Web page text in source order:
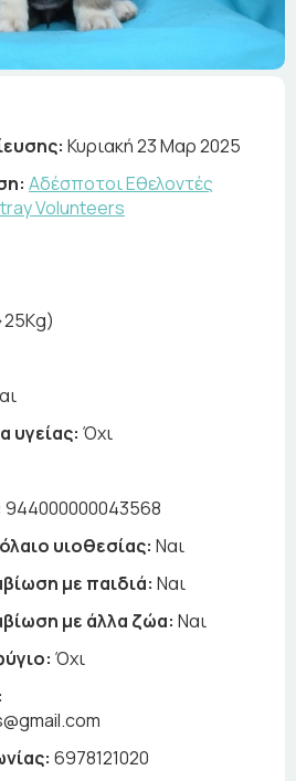
Κυριακή 23 Μαρ 2025
Αδέσποτοι Εθελοντές
Volunteers
υγείας: Όχι
944000000043568
υιοθεσίας: Ναι
με παιδιά: Ναι
με άλλα ζώα: Ναι
Όχι
6978121020